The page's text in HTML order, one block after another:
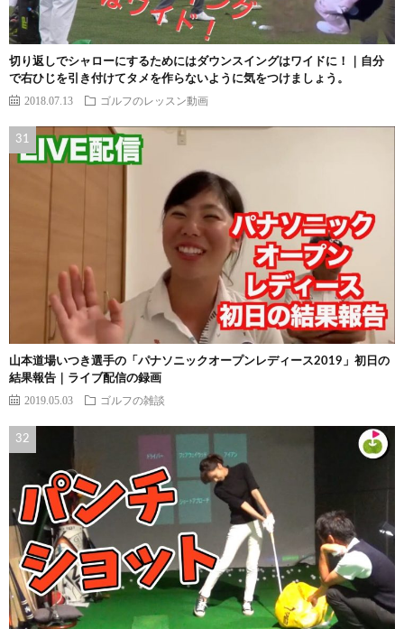
切り返しでシャローにするためにはダウンスイングはワイドに！｜自分
で右ひじを引き付けてタメを作らないように気をつけましょう。
2018.07.13 ゴルフのレッスン動画
山本道場いつき選手の「パナソニックオープンレディース2019」初日の
結果報告｜ライブ配信の録画
2019.05.03 ゴルフの雑談